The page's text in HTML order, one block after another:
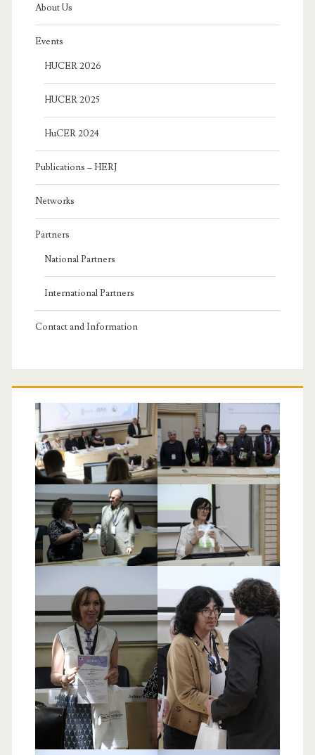
About Us
Events
HUCER 2026
HUCER 2025
HuCER 2024
Publications – HERJ
Networks
Partners
National Partners
International Partners
Contact and Information